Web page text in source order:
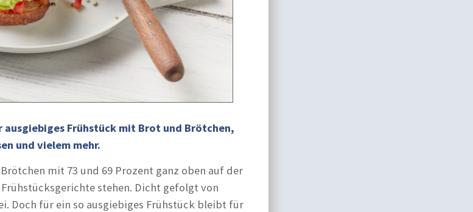
Frühstück mit Brot und Brötchen,
und vielem mehr.
mit 73 und 69 Prozent ganz oben auf der
stehen. Dicht gefolgt von
Doch für ein so ausgiebiges Frühstück bleibt für